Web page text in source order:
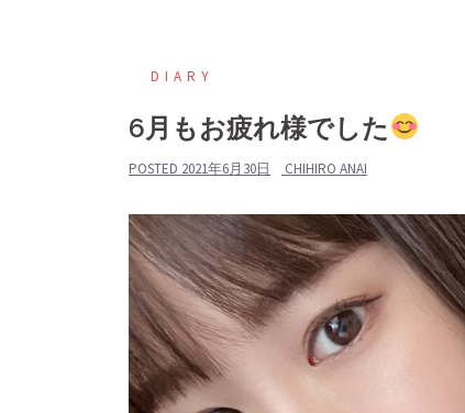
DIARY
6月もお疲れ様でした
POSTED 2021年6月30日 CHIHIRO ANAI